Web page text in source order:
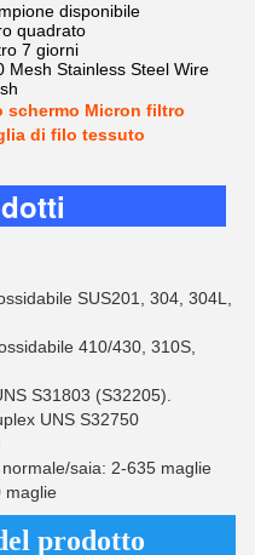
disponibile
quadrato
7 giorni
Mesh Stainless Steel Wire
schermo Micron filtro
di filo tessuto
SUS201, 304, 304L,
410/430, 310S,
S31803 (S32205).
UNS S32750
saia: 2-635 maglie
maglie
prodotto